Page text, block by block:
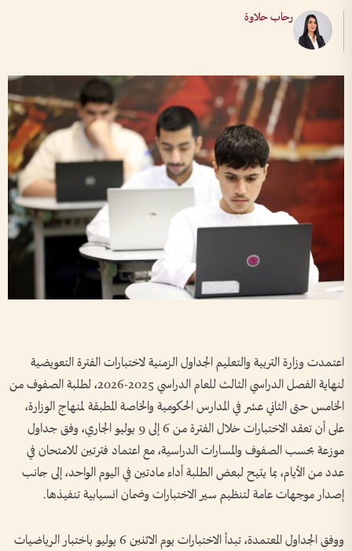
رحاب حلاوة
اعتمدت وزارة التربية والتعليم الجداول الزمنية لاختبارات الفترة التعويضية
لنهاية الفصل الدراسي الثالث للعام الدراسي 2025-2026، لطلبة الصفوف من
الخامس حتى الثاني عشر في المدارس الحكومية والخاصة المطبقة لمنهاج الوزارة،
على أن تعقد الاختبارات خلال الفترة من 6 إلى 9 يوليو الجاري، وفق جداول
موزعة بحسب الصفوف والمسارات الدراسية، مع اعتماد فترتين للامتحان في
عدد من الأيام، بما يتيح لبعض الطلبة أداء مادتين في اليوم الواحد، إلى جانب
إصدار موجهات عامة لتنظيم سير الاختبارات وضمان انسيابية تنفيذها.
ووفق الجداول المعتمدة، تبدأ الاختبارات يوم الاثنين 6 يوليو باختبار الرياضيات